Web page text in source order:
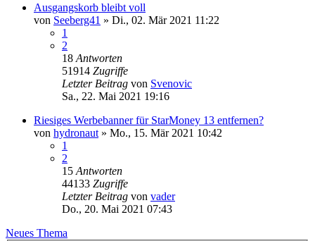
Ausgangskorb bleibt voll
von Seeberg41 » Di., 02. Mär 2021 11:22
1
2
18 Antworten
51914 Zugriffe
Letzter Beitrag von Svenovic
Sa., 22. Mai 2021 19:16
Riesiges Werbebanner für StarMoney 13 entfernen?
von hydronaut » Mo., 15. Mär 2021 10:42
1
2
15 Antworten
44133 Zugriffe
Letzter Beitrag von vader
Do., 20. Mai 2021 07:43
Neues Thema